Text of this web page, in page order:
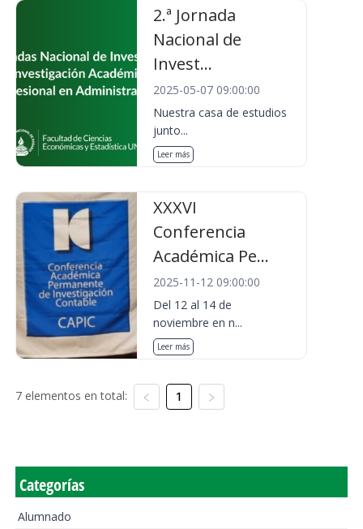
2.ª Jornada
Nacional de
Invest...
2025-05-07 09:00:00
Nuestra casa de estudios
junto...
Leer más
XXXVI
Conferencia
Académica Pe...
2025-11-12 09:00:00
Del 12 al 14 de
noviembre en n...
Leer más
7 elementos en total: 1
Categorías
Alumnado